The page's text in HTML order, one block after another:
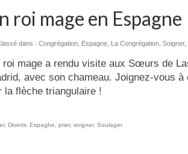
roi mage en Espagne
dans : Congrégation, Espagne, La Congrégation, Soigner,
roi mage a rendu visite aux Sœurs de
avec son chameau. Joignez-vous à
la flèche triangulaire !
, Divertir, Espaghe prier, soigner, Soulager